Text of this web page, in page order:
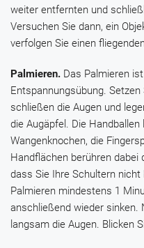
weiter entfernten und
Versuchen Sie dann, ein
verfolgen Sie einen
Palmieren. Das Palmieren
Entspannungsübung.
schließen die Augen und
die Augäpfel. Die
Wangenknochen, die
Handflächen berühren dabei
dass Sie Ihre Schultern
Palmieren mindestens 1
anschließend wieder sinken.
langsam die Augen. Blicken